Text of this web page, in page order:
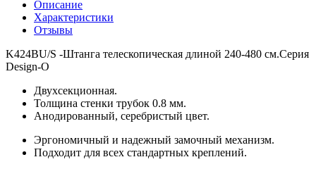
Описание
Характеристики
Отзывы
K424BU/S -Штанга телескопическая длиной 240-480 см.Серия
Design-O
Двухсекционная.
Толщина стенки трубок 0.8 мм.
Анодированный, серебристый цвет.
Эргономичный и надежный замочный механизм.
Подходит для всех стандартных креплений.